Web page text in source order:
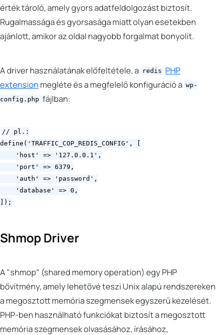
érték tároló, amely gyors adatfeldolgozást biztosít.
Rugalmassága és gyorsasága miatt olyan esetekben
ajánlott, amikor az oldal nagyobb forgalmat bonyolít.
A driver használatának előfeltétele, a redis PHP
extension megléte és a megfelelő konfiguráció a wp-
config.php fájlban:
// pl.:
define('TRAFFIC_COP_REDIS_CONFIG', [
    'host' => '127.0.0.1',
    'port' => 6379,
    'auth' => 'password',
    'database' => 0,
Shmop Driver
A "shmop" (shared memory operation) egy PHP
bővítmény, amely lehetővé teszi Unix alapú rendszereken
a megosztott memória szegmensek egyszerű kezelését.
PHP-ben használható funkciókat biztosít a megosztott
memória szegmensek olvasásához, írásához,